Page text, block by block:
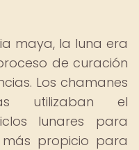
maya, la luna era
de curación
Los chamanes
utilizaban el
lunares para
propicio para